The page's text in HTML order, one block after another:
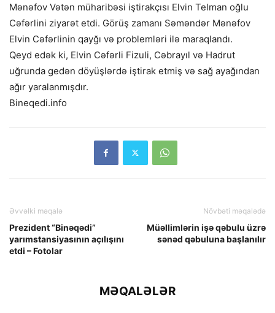
Mənəfov Vətən müharibəsi iştirakçısı Elvin Telman oğlu
Cəfərlini ziyarət etdi. Görüş zamanı Səməndər Mənəfov
Elvin Cəfərlinin qayğı və problemləri ilə maraqlandı.
Qeyd edək ki, Elvin Cəfərli Fizuli, Cəbrayıl və Hadrut
uğrunda gedən döyüşlərdə iştirak etmiş və sağ ayağından
ağır yaralanmışdır.
Bineqedi.info
Əvvəlki məqalə
Prezident “Binəqədi”
yarımstansiyasının açılışını
etdi – Fotolar
Növbəti məqalədə
Müəllimlərin işə qəbulu üzrə
sənəd qəbuluna başlanılır
MƏQALƏLƏR